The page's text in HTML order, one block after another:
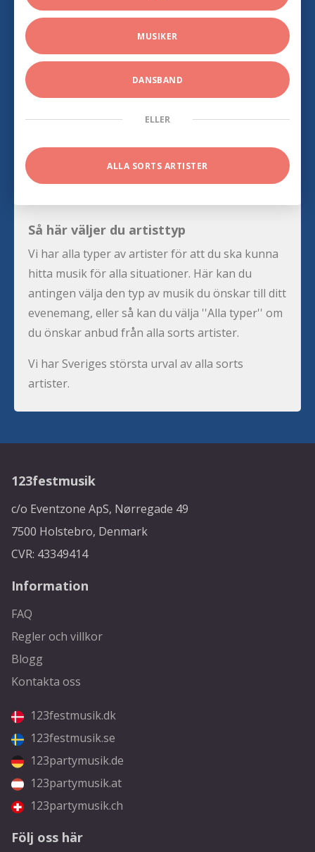
MUSIKER
DANSBAND
ELLER
ALLA SORTS ARTISTER
Så här väljer du artisttyp
Vi har alla typer av artister för att du ska kunna
hitta musik för alla situationer. Här kan du
antingen välja den typ av musik du önskar till ditt
evenemang, eller så kan du välja ''Alla typer'' om
du önskar anbud från alla sorts artister.
Vi har Sveriges största urval av alla sorts
artister.
123festmusik
c/o Eventzone ApS, Nørregade 49
7500 Holstebro, Denmark
CVR: 43349414
Information
FAQ
Regler och villkor
Blogg
Kontakta oss
123festmusik.dk
123festmusik.se
123partymusik.de
123partymusik.at
123partymusik.ch
Följ oss här